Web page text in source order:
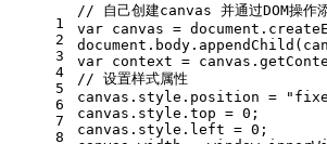
1
2
3
4
5
6
7
8
// 自己创建canvas 并通过DOM操作
var canvas = document .
document . body . appendChild
var context = canvas.
// 设置样式属性
canvas. style . position =
canvas. style . top = 0 ;
canvas. style . left = 0 ;